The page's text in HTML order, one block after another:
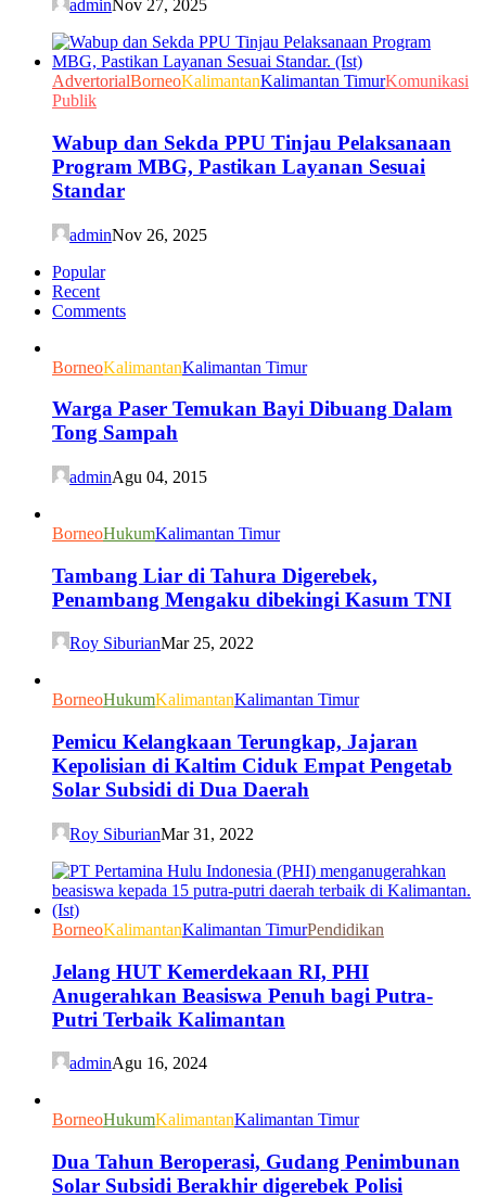
adminNov 27, 2025
AdvertorialBorneoKalimantanKalimantan TimurKomunikasi
Publik
Wabup dan Sekda PPU Tinjau Pelaksanaan
Program MBG, Pastikan Layanan Sesuai
Standar
adminNov 26, 2025
Popular
Recent
Comments
BorneoKalimantanKalimantan Timur
Warga Paser Temukan Bayi Dibuang Dalam
Tong Sampah
adminAgu 04, 2015
BorneoHukumKalimantan Timur
Tambang Liar di Tahura Digerebek,
Penambang Mengaku dibekingi Kasum TNI
Roy SiburianMar 25, 2022
BorneoHukumKalimantanKalimantan Timur
Pemicu Kelangkaan Terungkap, Jajaran
Kepolisian di Kaltim Ciduk Empat Pengetab
Solar Subsidi di Dua Daerah
Roy SiburianMar 31, 2022
BorneoKalimantanKalimantan TimurPendidikan
Jelang HUT Kemerdekaan RI, PHI
Anugerahkan Beasiswa Penuh bagi Putra-
Putri Terbaik Kalimantan
adminAgu 16, 2024
BorneoHukumKalimantanKalimantan Timur
Dua Tahun Beroperasi, Gudang Penimbunan
Solar Subsidi Berakhir digerebek Polisi